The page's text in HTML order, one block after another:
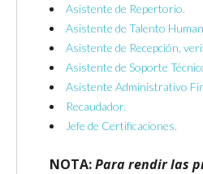
Asistente de Repertorio.
Asistente de Talento
Asistente de Recepción,
Asistente de Soporte
Asistente Administrativo
Recaudador.
Jefe de Certificaciones.
NOTA:Para rendir las